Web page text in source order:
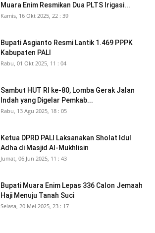
Muara Enim Resmikan Dua PLTS Irigasi...
Kamis, 16 Okt 2025, 22 : 39
Bupati Asgianto Resmi Lantik 1.469 PPPK
Kabupaten PALI
Rabu, 01 Okt 2025, 11 : 04
Sambut HUT RI ke-80, Lomba Gerak Jalan
Indah yang Digelar Pemkab...
Rabu, 13 Agu 2025, 18 : 05
Ketua DPRD PALI Laksanakan Sholat Idul
Adha di Masjid Al-Mukhlisin
Jumat, 06 Jun 2025, 11 : 43
Bupati Muara Enim Lepas 336 Calon Jemaah
Haji Menuju Tanah Suci
Selasa, 20 Mei 2025, 23 : 17